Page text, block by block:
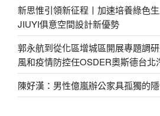
新思惟引領新征程丨加速培養綠色
JIUYI俱意空間設計新優勢
郭永航到從化區增城區開展專題調
風和疫情防控任OSDER奧斯德台北
陳好漢：男性億嵐辦公家具孤獨的